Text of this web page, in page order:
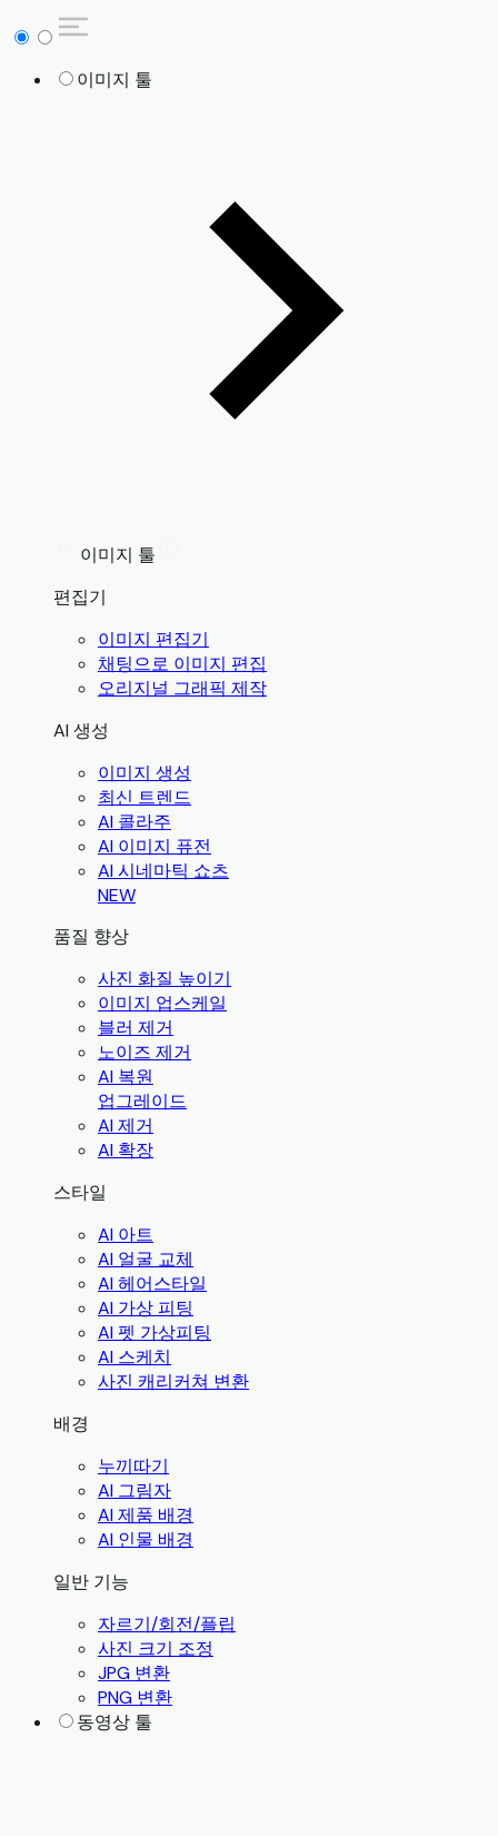
이미지 툴
이미지 툴
편집기
이미지 편집기
채팅으로 이미지 편집
오리지널 그래픽 제작
AI 생성
이미지 생성
최신 트렌드
AI 콜라주
AI 이미지 퓨전
AI 시네마틱 쇼츠
NEW
품질 향상
사진 화질 높이기
이미지 업스케일
블러 제거
노이즈 제거
AI 복원
업그레이드
AI 제거
AI 확장
스타일
AI 아트
AI 얼굴 교체
AI 헤어스타일
AI 가상 피팅
AI 펫 가상피팅
AI 스케치
사진 캐리커쳐 변환
배경
누끼따기
AI 그림자
AI 제품 배경
AI 인물 배경
일반 기능
자르기/회전/플립
사진 크기 조정
JPG 변환
PNG 변환
동영상 툴